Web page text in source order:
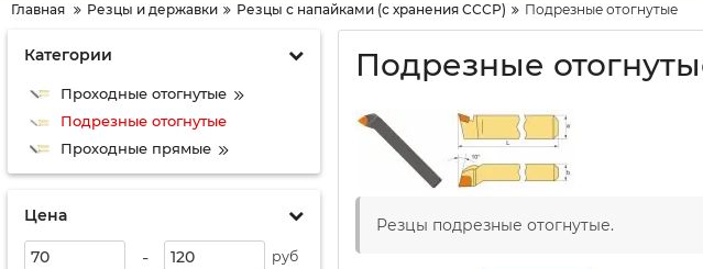
Главная Резцы и державки Резцы с напайками (с хранения СССР) Подрезные отогнутые
Категории
Проходные отогнутые
Подрезные отогнутые
Проходные прямые
Цена
- руб
Подрезные
Резцы подрезные отогнутые.